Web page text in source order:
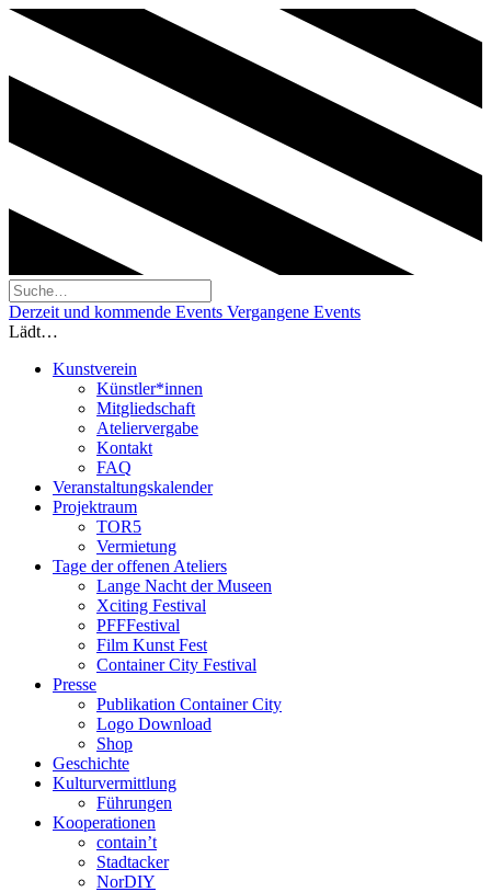
Derzeit und kommende Events Vergangene Events
Lädt…
Kunstverein
Künstler*innen
Mitgliedschaft
Ateliervergabe
Kontakt
FAQ
Veranstaltungskalender
Projektraum
TOR5
Vermietung
Tage der offenen Ateliers
Lange Nacht der Museen
Xciting Festival
PFFFestival
Film Kunst Fest
Container City Festival
Presse
Publikation Container City
Logo Download
Shop
Geschichte
Kulturvermittlung
Führungen
Kooperationen
contain’t
Stadtacker
NorDIY